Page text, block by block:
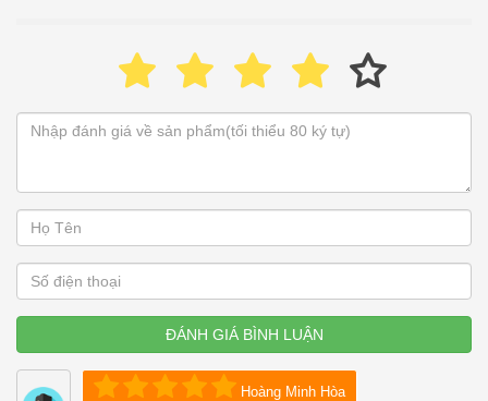
ĐÁNH GIÁ BÌNH LUẬN
Hoàng Minh Hòa